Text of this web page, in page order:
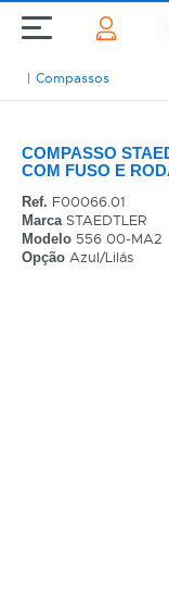
Compassos
COMPASSO
COM FUSO E
Ref. F00066.01
MarcaSTAEDTLER
Modelo 556 00-MA2
Opção Azul/Lilás